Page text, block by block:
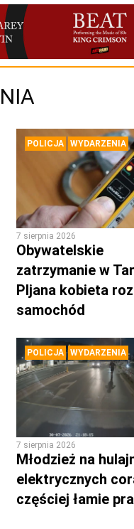
POLICJA WYDARZENIA
7 sierpnia 2026
Obywatelskie
zatrzymanie w
PIjana kobieta
samochód
POLICJA WYDARZENIA
7 sierpnia 2026
Młodzież na
elektrycznych
częściej łamie